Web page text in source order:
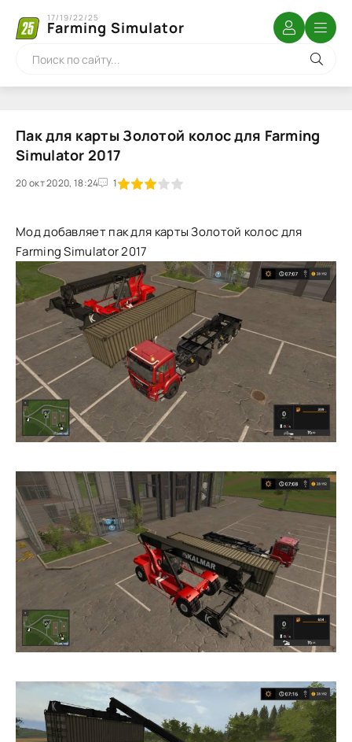
Farming Simulator
17/19/22/25
Пак для карты Золотой колос для Farming
Simulator 2017
20 окт 2020, 18:24 1
1 2 3 4 5
Мод добавляет пак для карты Золотой колос для
Farming Simulator 2017